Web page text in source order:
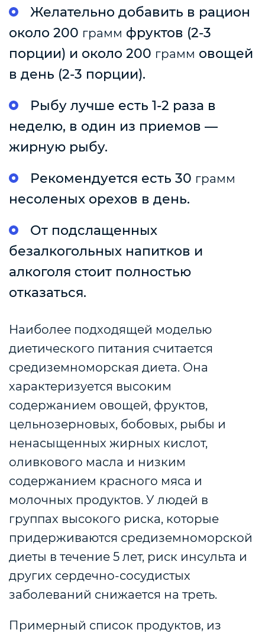
Желательно добавить в рацион
около 200 грамм фруктов (2-3
порции) и около 200 грамм овощей
в день (2-3 порции).
Рыбу лучше есть 1-2 раза в
неделю, в один из приемов —
жирную рыбу.
Рекомендуется есть 30 грамм
несоленых орехов в день.
От подслащенных
безалкогольных напитков и
алкоголя стоит полностью
отказаться.
Наиболее подходящей моделью
диетического питания считается
средиземноморская диета. Она
характеризуется высоким
содержанием овощей, фруктов,
цельнозерновых, бобовых, рыбы и
ненасыщенных жирных кислот,
оливкового масла и низким
содержанием красного мяса и
молочных продуктов. У людей в
группах высокого риска, которые
придерживаются средиземноморской
диеты в течение 5 лет, риск инсульта и
других сердечно-сосудистых
заболеваний снижается на треть.
Примерный список продуктов, из